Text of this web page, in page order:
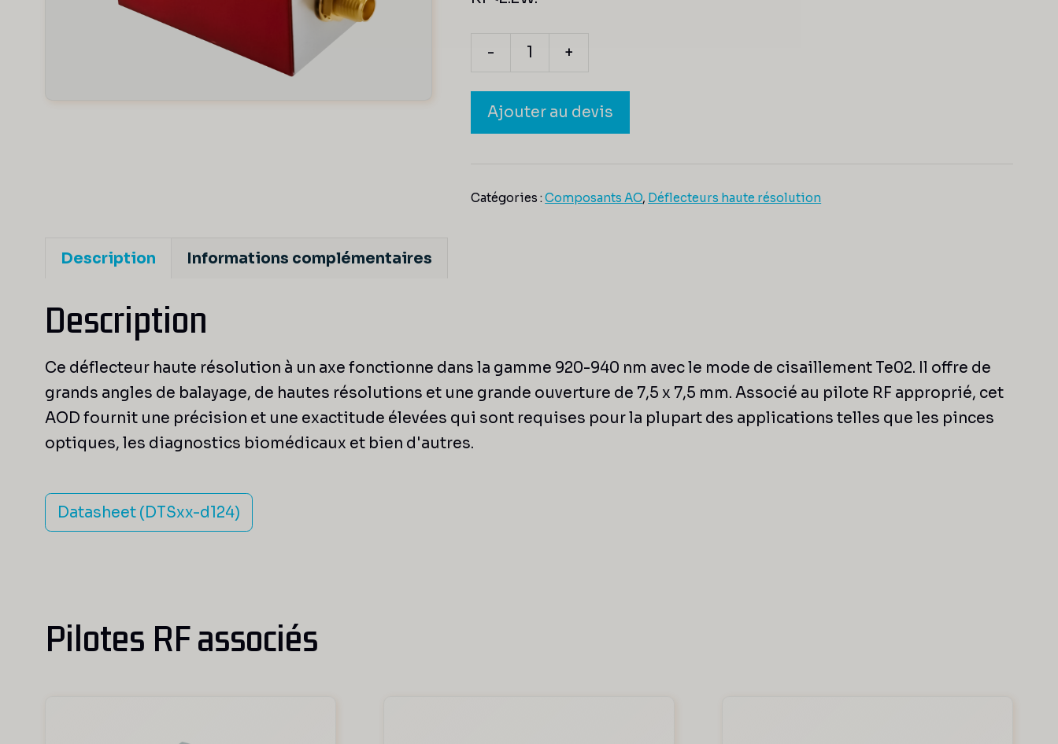
-
de
DTSX-
400-
+
Ajouter au devis
Catégories :Composants AO, Déflecteurs haute résolution
Description Informations complémentaires
Description
Ce déflecteur haute résolution à un axe fonctionne dans la gamme 920-940 nm avec le mode de cisaillement Te02. Il offre de
grands angles de balayage, de hautes résolutions et une grande ouverture de 7,5 x 7,5 mm. Associé au pilote RF approprié, cet
AOD fournit une précision et une exactitude élevées qui sont requises pour la plupart des applications telles que les pinces
optiques, les diagnostics biomédicaux et bien d'autres.
Datasheet (DTSxx-d124)
Pilotes RF associés